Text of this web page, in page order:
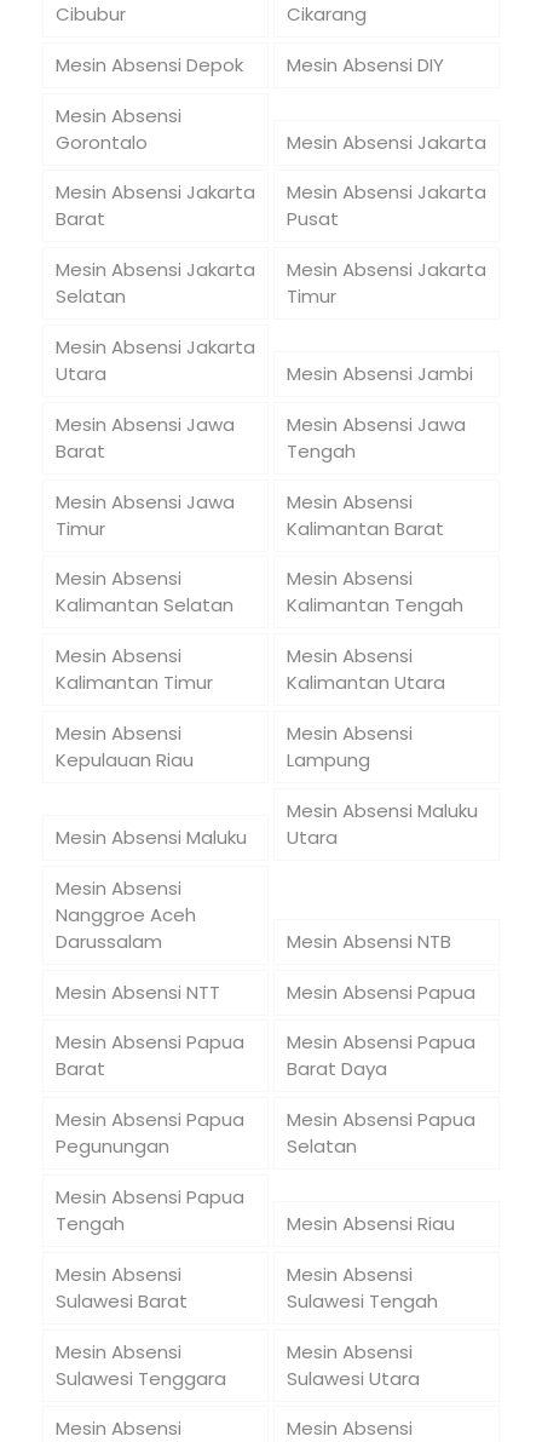
Cibubur
Cikarang
Mesin Absensi Depok
Mesin Absensi DIY
Mesin Absensi
Gorontalo
Mesin Absensi Jakarta
Mesin Absensi Jakarta
Barat
Mesin Absensi Jakarta
Pusat
Mesin Absensi Jakarta
Selatan
Mesin Absensi Jakarta
Timur
Mesin Absensi Jakarta
Utara
Mesin Absensi Jambi
Mesin Absensi Jawa
Barat
Mesin Absensi Jawa
Tengah
Mesin Absensi Jawa
Timur
Mesin Absensi
Kalimantan Barat
Mesin Absensi
Kalimantan Selatan
Mesin Absensi
Kalimantan Tengah
Mesin Absensi
Kalimantan Timur
Mesin Absensi
Kalimantan Utara
Mesin Absensi
Kepulauan Riau
Mesin Absensi
Lampung
Mesin Absensi Maluku
Mesin Absensi Maluku
Utara
Mesin Absensi
Nanggroe Aceh
Darussalam
Mesin Absensi NTB
Mesin Absensi NTT
Mesin Absensi Papua
Mesin Absensi Papua
Barat
Mesin Absensi Papua
Barat Daya
Mesin Absensi Papua
Pegunungan
Mesin Absensi Papua
Selatan
Mesin Absensi Papua
Tengah
Mesin Absensi Riau
Mesin Absensi
Sulawesi Barat
Mesin Absensi
Sulawesi Tengah
Mesin Absensi
Sulawesi Tenggara
Mesin Absensi
Sulawesi Utara
Mesin Absensi
Mesin Absensi